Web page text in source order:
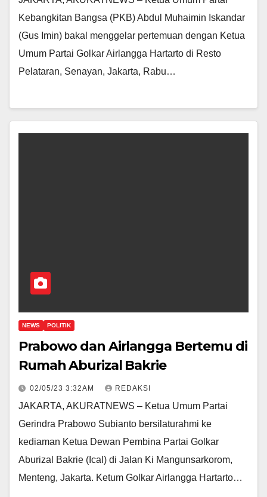
Kebangkitan Bangsa (PKB) Abdul Muhaimin Iskandar
(Gus Imin) bakal menggelar pertemuan dengan Ketua
Umum Partai Golkar Airlangga Hartarto di Resto
Pelataran, Senayan, Jakarta, Rabu…
NEWS POLITIK
Prabowo dan Airlangga Bertemu di
Rumah Aburizal Bakrie
02/05/23 3:32AM REDAKSI
JAKARTA, AKURATNEWS – Ketua Umum Partai
Gerindra Prabowo Subianto bersilaturahmi ke
kediaman Ketua Dewan Pembina Partai Golkar
Aburizal Bakrie (Ical) di Jalan Ki Mangunsarkorom,
Menteng, Jakarta. Ketum Golkar Airlangga Hartarto…